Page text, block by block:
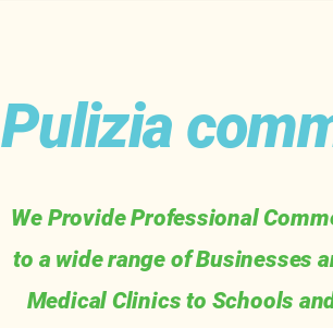
Pulizia
We Provide Professional
to a wide range of Businesses
Medical Clinics to Schools